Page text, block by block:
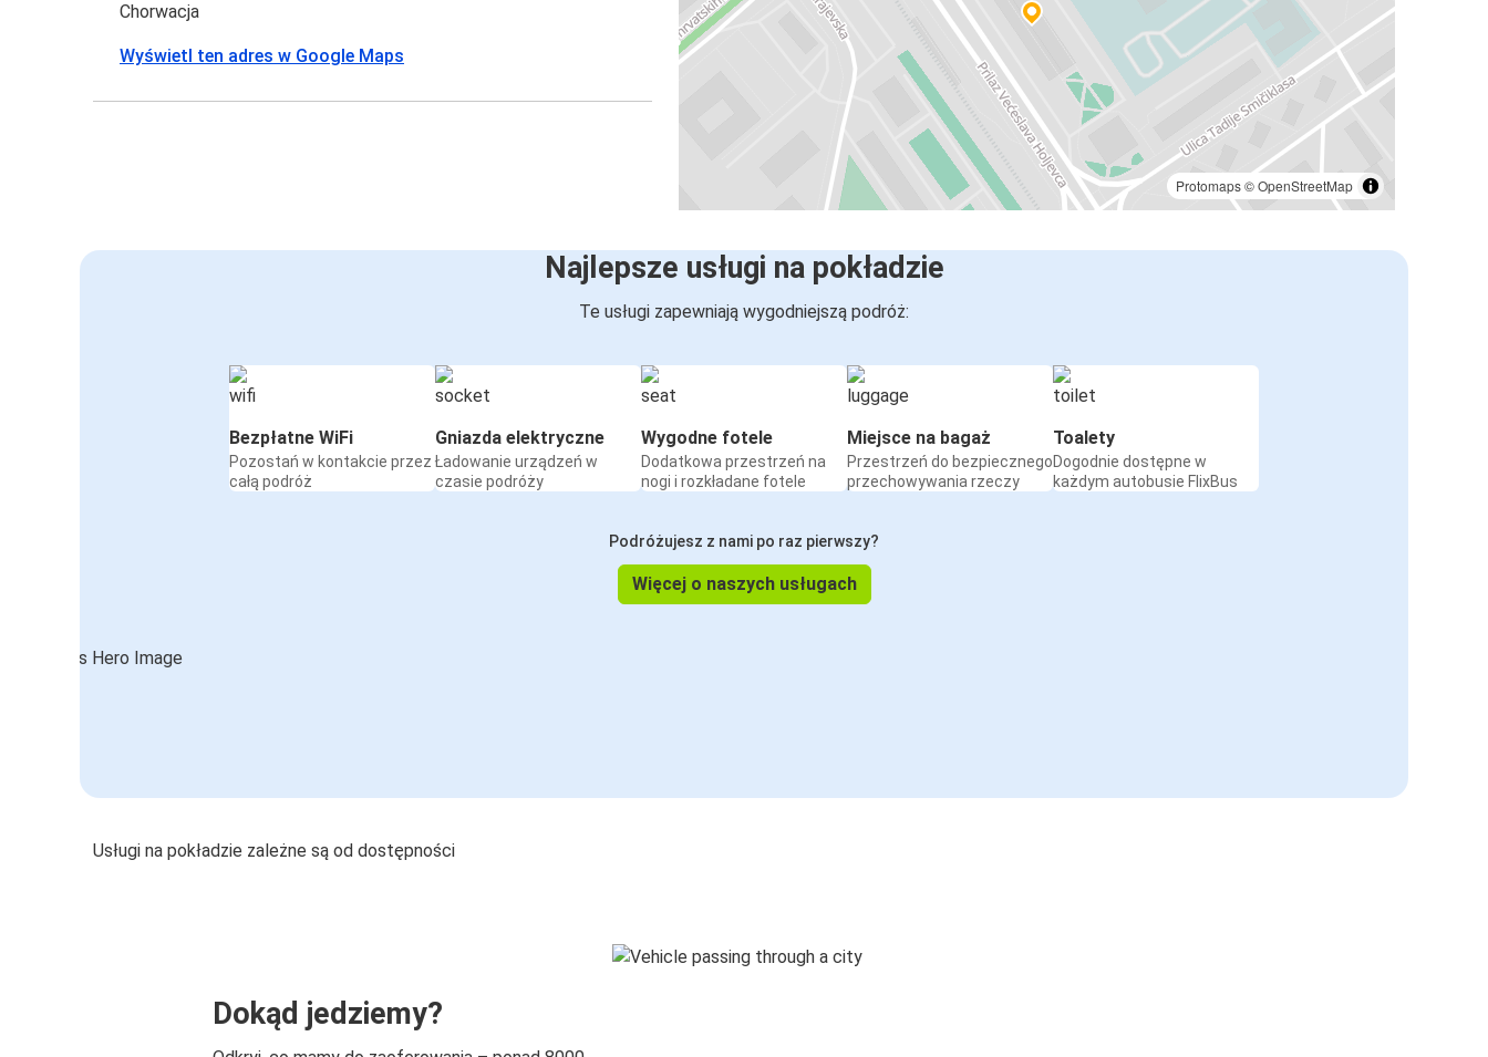
Protomaps©OpenStreetMap
Chorwacja
Wyświetl ten adres w Google Maps
Najlepsze usługi na pokładzie
Te usługi zapewniają wygodniejszą podróż:
Bezpłatne WiFi
Pozostań w kontakcie przez
całą podróż
Gniazda elektryczne
Ładowanie urządzeń w
czasie podróży
Wygodne fotele
Dodatkowa przestrzeń na
nogi i rozkładane fotele
Miejsce na bagaż
Przestrzeń do bezpiecznego
przechowywania rzeczy
Toalety
Dogodnie dostępne w
każdym autobusie FlixBus
Podróżujesz z nami po raz pierwszy?
Więcej o naszych usługach
Usługi na pokładzie zależne są od dostępności
Dokąd jedziemy?